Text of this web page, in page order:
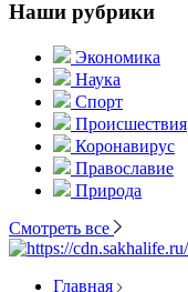
Наши рубрики
Экономика
Наука
Спорт
Происшествия
Коронавирус
Православие
Природа
Смотреть все
Главная